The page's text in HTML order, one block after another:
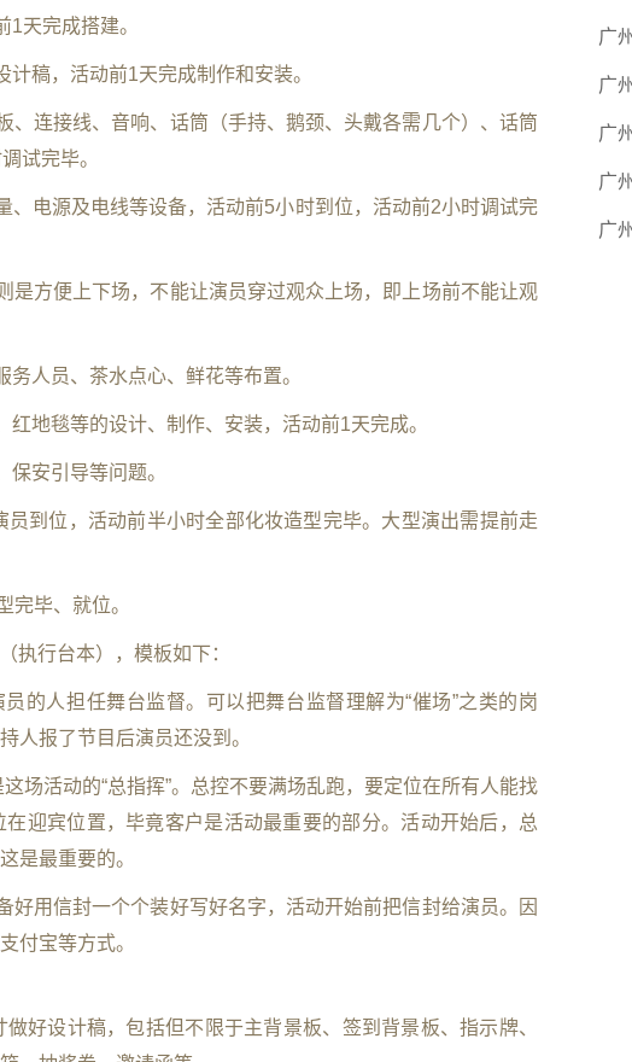
天完成搭建。
稿，活动前1天完成制作和安装。
、连接线、音响、话筒（手持、鹅颈、头戴各需几个）、话筒
试完毕。
、电源及电线等设备，活动前5小时到位，活动前2小时调试完
是方便上下场，不能让演员穿过观众上场，即上场前不能让观
人员、茶水点心、鲜花等布置。
地毯等的设计、制作、安装，活动前1天完成。
安引导等问题。
到位，活动前半小时全部化妆造型完毕。大型演出需提前走
完毕、就位。
执行台本），模板如下：
的人担任舞台监督。可以把舞台监督理解为“催场”之类的岗
人报了节目后演员还没到。
场活动的“总指挥”。总控不要满场乱跑，要定位在所有人能找
迎宾位置，毕竟客户是活动最重要的部分。活动开始后，总
是最重要的。
用信封一个个装好写好名字，活动开始前把信封给演员。因
付宝等方式。
好设计稿，包括但不限于主背景板、签到背景板、指示牌、
广
广
广
广
广